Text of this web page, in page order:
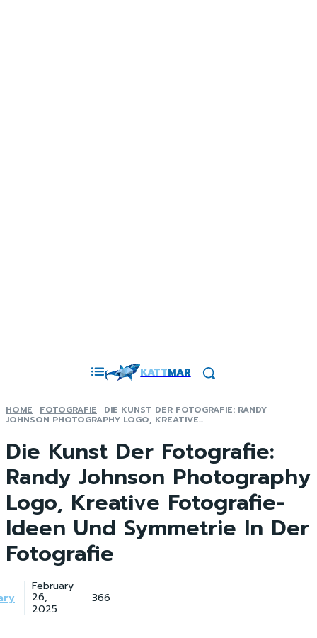
KATTMAR
HOME FOTOGRAFIE DIE KUNST DER FOTOGRAFIE: RANDY
JOHNSON PHOTOGRAPHY LOGO, KREATIVE...
Die Kunst Der Fotografie:
Randy Johnson Photography
Logo, Kreative Fotografie-
Ideen Und Symmetrie In Der
Fotografie
February
26,
2025
366